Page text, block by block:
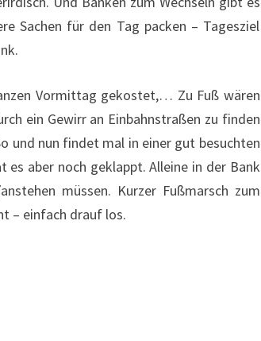
Sachen für den Tag packen – Tagesziel
Vormittag gekostet,… Zu Fuß wären
ein Gewirr an Einbahnstraßen zu finden
und nun findet mal in einer gut besuchten
aber noch geklappt. Alleine in der Bank
müssen. Kurzer Fußmarsch zum
– einfach drauf los.